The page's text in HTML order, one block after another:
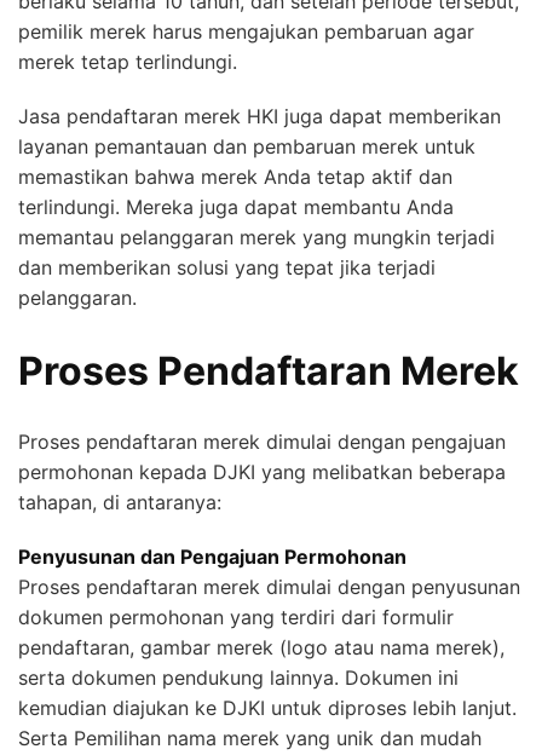
pemilik merek harus mengajukan pembaruan agar
merek tetap terlindungi.
Jasa pendaftaran merek HKI juga dapat memberikan
layanan pemantauan dan pembaruan merek untuk
memastikan bahwa merek Anda tetap aktif dan
terlindungi. Mereka juga dapat membantu Anda
memantau pelanggaran merek yang mungkin terjadi
dan memberikan solusi yang tepat jika terjadi
pelanggaran.
Proses Pendaftaran Merek
Proses pendaftaran merek dimulai dengan pengajuan
permohonan kepada DJKI yang melibatkan beberapa
tahapan, di antaranya:
Penyusunan dan Pengajuan Permohonan
Proses pendaftaran merek dimulai dengan penyusunan
dokumen permohonan yang terdiri dari formulir
pendaftaran, gambar merek (logo atau nama merek),
serta dokumen pendukung lainnya. Dokumen ini
kemudian diajukan ke DJKI untuk diproses lebih lanjut.
Serta Pemilihan nama merek yang unik dan mudah